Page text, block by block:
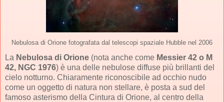
Nebulosa di Orione fotografata dal telescopi spaziale Hubble nel 2006
La Nebulosa di Orione (nota anche come Messier 42 o M
42, NGC 1976) è una delle nebulose diffuse più brillanti del
cielo notturno. Chiaramente riconoscibile ad occhio nudo
come un oggetto di natura non stellare, è posta a sud del
famoso asterismo della Cintura di Orione, al centro della